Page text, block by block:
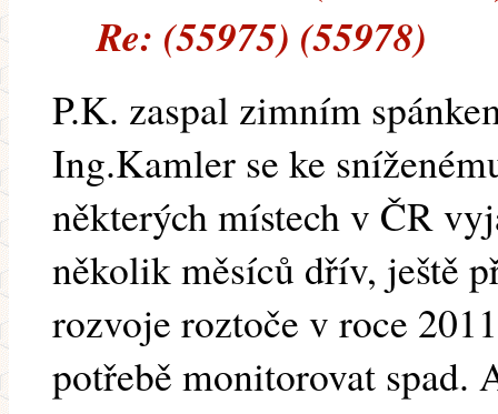
Re: (55975) (55978)
P.K. zaspal zimním
Ing.Kamler se ke
některých místech v ČR
několik měsíců dřív, ještě
rozvoje roztoče v roce
potřebě monitorovat spad.